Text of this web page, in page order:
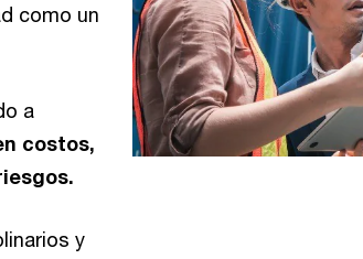
como un
a
costos,
y